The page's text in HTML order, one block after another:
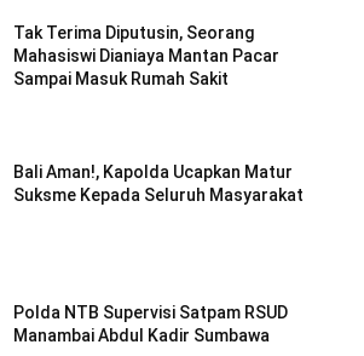
Tak Terima Diputusin, Seorang
Mahasiswi Dianiaya Mantan Pacar
Sampai Masuk Rumah Sakit
Bali Aman!, Kapolda Ucapkan Matur
Suksme Kepada Seluruh Masyarakat
Polda NTB Supervisi Satpam RSUD
Manambai Abdul Kadir Sumbawa